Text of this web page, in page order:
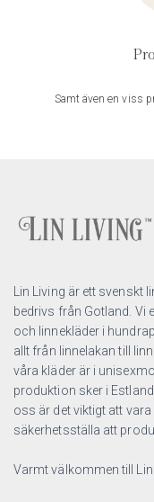
Samt även en viss
Lin Living är ett svenskt
bedrivs från Gotland. Vi
och linnekläder i
allt från linnelakan till
våra kläder är i
produktion sker i
oss är det viktigt att
säkerhetsställa att
Varmt välkommen till Lin